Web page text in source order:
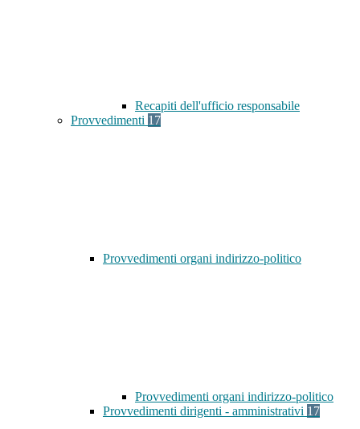
Recapiti dell'ufficio responsabile
Provvedimenti 17
Provvedimenti organi indirizzo-politico
Provvedimenti organi indirizzo-politico
Provvedimenti dirigenti - amministrativi 17